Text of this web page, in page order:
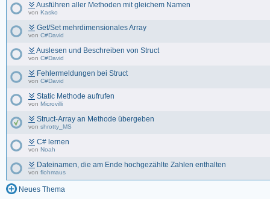
Ausführen aller Methoden mit gleichem Namen
von Kasko
Get/Set mehrdimensionales Array
von C#David
Auslesen und Beschreiben von Struct
von C#David
Fehlermeldungen bei Struct
von C#David
Static Methode aufrufen
von Microvilli
Struct-Array an Methode übergeben
von shrotty_MS
C# lernen
von Noah
Dateinamen, die am Ende hochgezählte Zahlen enthalten
von flohmaus
Neues Thema